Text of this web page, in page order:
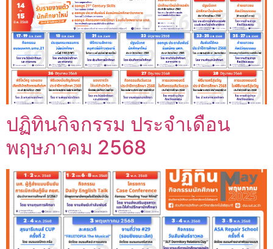
ปฏิทินกิจกรรม ประจำเดือน
พฤษภาคม 2568